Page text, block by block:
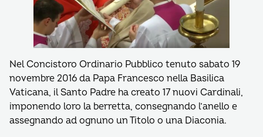
Nel Concistoro Ordinario Pubblico tenuto sabato 19
novembre 2016 da Papa Francesco nella Basilica
Vaticana, il Santo Padre ha creato 17 nuovi Cardinali,
imponendo loro la berretta, consegnando l’anello e
assegnando ad ognuno un Titolo o una Diaconia.